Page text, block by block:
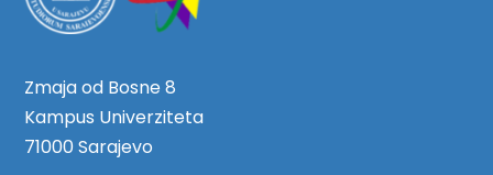
Zmaja od Bosne 8
Kampus Univerziteta
71000 Sarajevo